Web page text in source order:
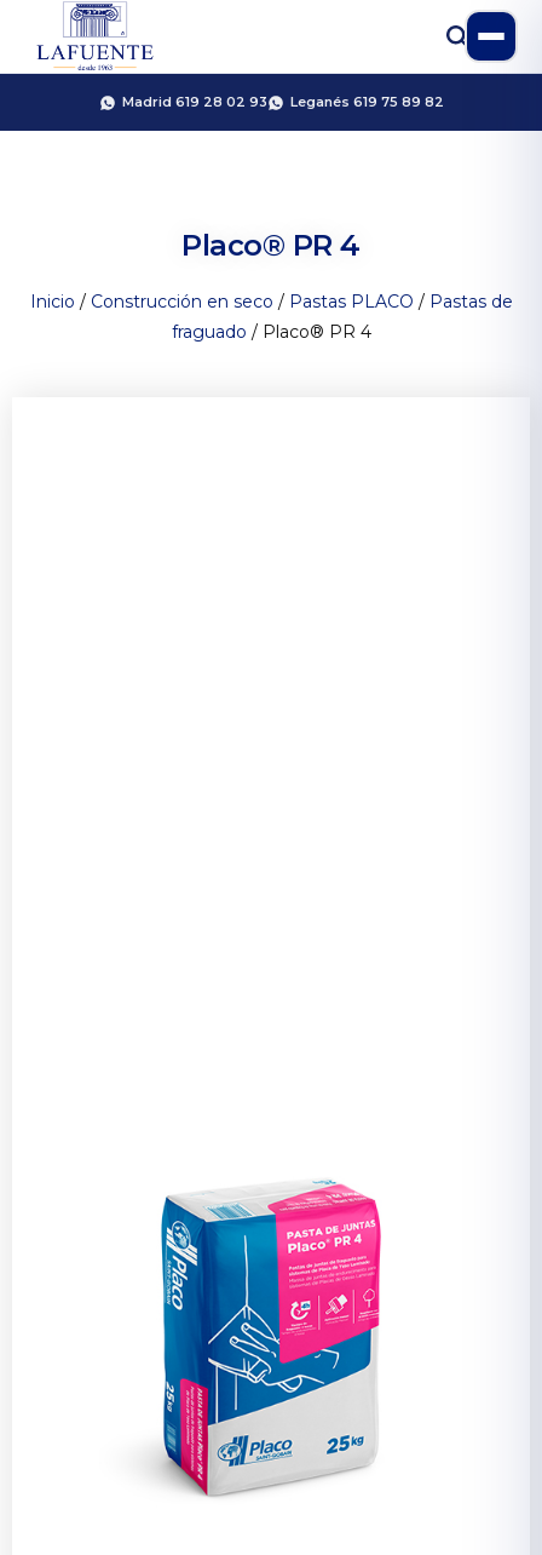
Madrid 619 28 02 93 Leganés 619 75 89 82
Placo® PR 4
Inicio / Construcción en seco / Pastas PLACO / Pastas de
fraguado / Placo® PR 4